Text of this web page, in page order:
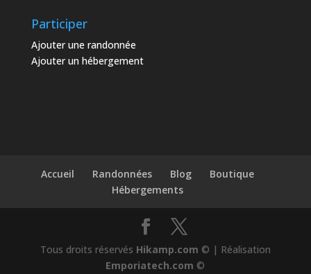
Participer
Ajouter une randonnée
Ajouter un hébergement
Accueil Randonnées Blog
Boutique
Hébergements
Tous droits réservés Hikamp.com © | Réalisation
Emporiatech.com ©